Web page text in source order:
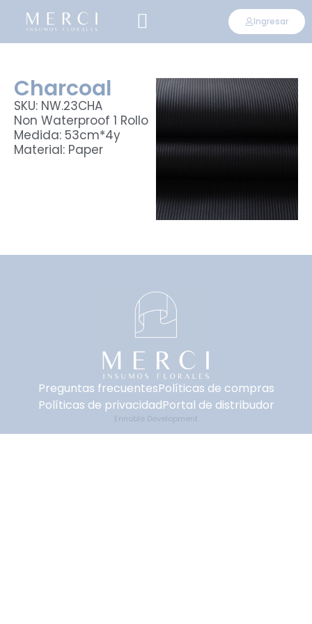
Ingresar
Charcoal
SKU: NW.23CHA
Non Waterproof 1 Rollo
Medida: 53cm*4y
Material: Paper
Preguntas frecuentesPolíticas de compras
Políticas de privacidadPortal de distribudor
Ennoble Development